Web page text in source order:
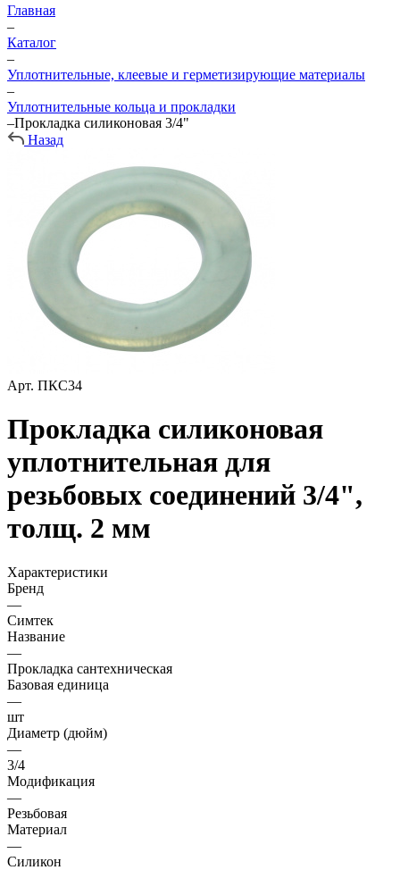
Главная
–
Каталог
–
Уплотнительные, клеевые и герметизирующие материалы
–
Уплотнительные кольца и прокладки
–Прокладка силиконовая 3/4"
Назад
Арт. ПКС34
Прокладка силиконовая
уплотнительная для
резьбовых соединений 3/4",
толщ. 2 мм
Характеристики
Бренд
—
Симтек
Название
—
Прокладка сантехническая
Базовая единица
—
шт
Диаметр (дюйм)
—
3/4
Модификация
—
Резьбовая
Материал
—
Силикон